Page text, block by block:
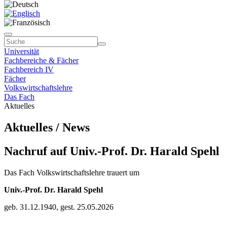
Universität
Fachbereiche & Fächer
Fachbereich IV
Fächer
Volkswirtschaftslehre
Das Fach
Aktuelles
Aktuelles / News
Nachruf auf Univ.-Prof. Dr. Harald Spehl
Das Fach Volkswirtschaftslehre trauert um
Univ.-Prof. Dr. Harald Spehl
geb. 31.12.1940, gest. 25.05.2026